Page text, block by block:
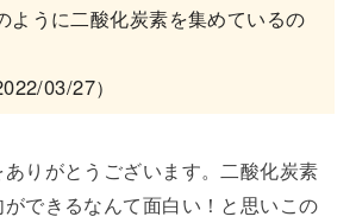
ように二酸化炭素を集めているの
03/27）
ありがとうございます。二酸化炭素
できるなんて面白い！と思いこの